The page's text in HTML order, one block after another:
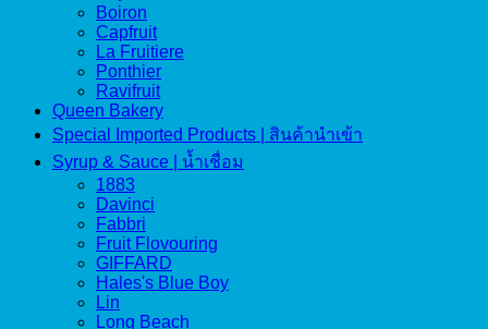
Boiron
Capfruit
La Fruitiere
Ponthier
Ravifruit
Queen Bakery
Special Imported Products | สินค้านำเข้า
Syrup & Sauce | น้ำเชื่อม
1883
Davinci
Fabbri
Fruit Flovouring
GIFFARD
Hales's Blue Boy
Lin
Long Beach